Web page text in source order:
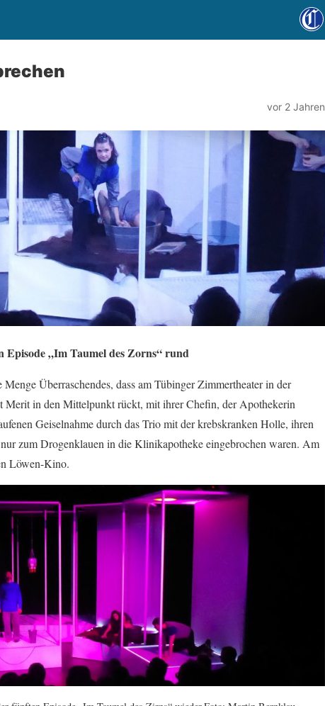
vor 2 Jahren
„Im Taumel des Zorns“ rund
Überraschendes, dass am Tübinger Zimmertheater in der
Merit in den Mittelpunkt rückt, mit ihrer Chefin, der Apothekerin
Geiselnahme durch das Trio mit der krebskranken Holle, ihren
zum Drogenklauen in die Klinikapotheke eingebrochen waren. Am
Löwen-Kino.